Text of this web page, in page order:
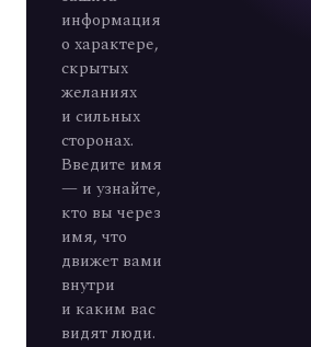
информация
о характере,
скрытых
желаниях
и сильных
сторонах.
Введите имя
— и узнайте,
кто вы через
имя, что
движет вами
внутри
и каким вас
видят люди.